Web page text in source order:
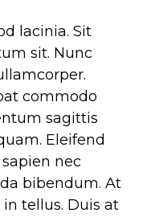
lacinia. Sit
sit. Nunc
commodo
sagittis
Eleifend
nec
bibendum. At
tellus. Duis at